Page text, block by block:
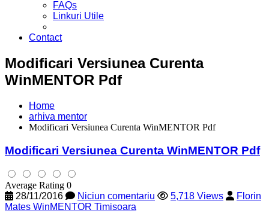
FAQs
Linkuri Utile
Contact
Modificari Versiunea Curenta
WinMENTOR Pdf
Home
arhiva mentor
Modificari Versiunea Curenta WinMENTOR Pdf
Modificari Versiunea Curenta WinMENTOR Pdf
Average Rating 0
28/11/2016
Niciun comentariu 5,718 Views
Florin
Mates WinMENTOR Timisoara